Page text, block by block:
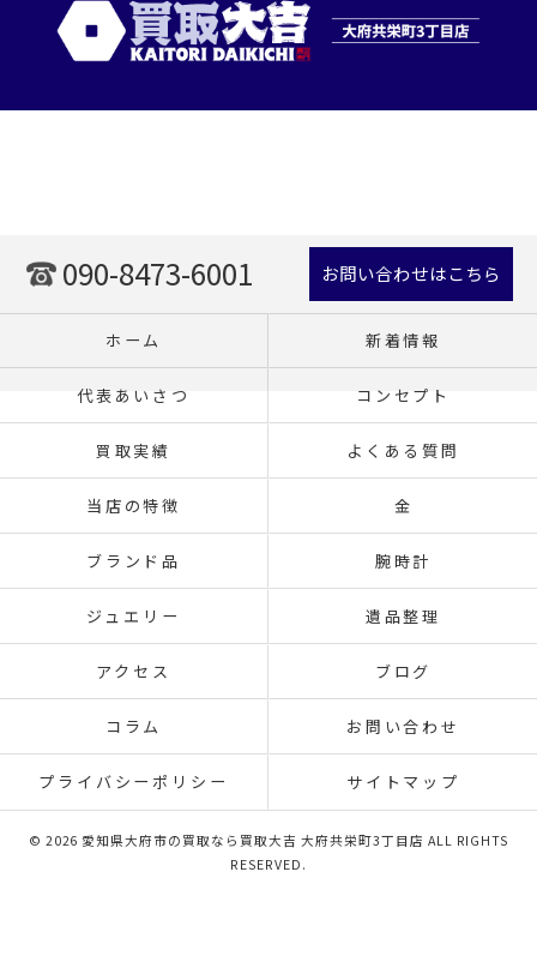
090-8473-6001 お問い合わせはこちら
ホーム 新着情報
代表あいさつ コンセプト
買取実績 よくある質問
当店の特徴 金
ブランド品 腕時計
ジュエリー 遺品整理
アクセス ブログ
コラム お問い合わせ
プライバシーポリシー サイトマップ
© 2026 愛知県大府市の買取なら買取大吉 大府共栄町3丁目店 ALL RIGHTS
RESERVED.